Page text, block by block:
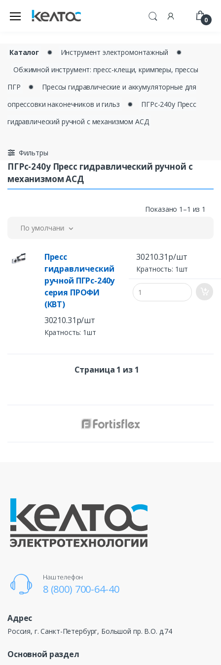
0
Каталог ✹ Инструмент электромонтажный
✹
Обжимной инструмент: пресс-клещи, кримперы, прессы
ПГР
✹
Прессы гидравлические и аккумуляторные для
опрессовки наконечников и гильз
✹
ПГРс-240у Пресс
гидравлический ручной с механизмом АСД
Фильтры
ПГРс-240у Пресс гидравлический ручной с
механизмом АСД
Показано 1–1 из 1
По умолчанию
Пресс
гидравлический
ручной ПГРс-240у
серия ПРОФИ
(КВТ)
30210.31р/шт
Кратность: 1шт
30210.31р/шт
Кратность: 1шт
Страница 1 из 1
Наш телефон
8 (800) 700-64-40
Адрес
Россия, г. Санкт-Петербург, Большой пр. В.О. д.74
Основной раздел